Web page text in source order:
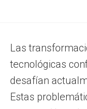
Las
tecnológicas
desafían
Estas